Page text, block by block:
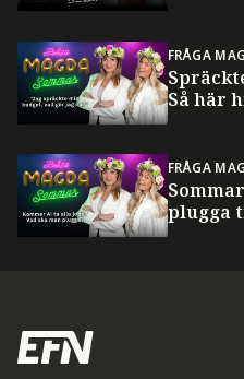
FRÅGA
Så här
FRÅGA
plugga